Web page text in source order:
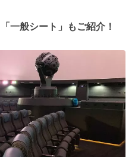
一般シート」もご紹介！